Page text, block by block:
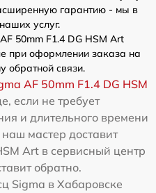
гарантию - мы в
услуг.
50mm F1.4 DG HSM Art
при оформлении заказа на
обратной связи.
AF 50mm F1.4 DG HSM
если не требует
и длительного времени
мастер доставит
Art в сервисный центр
обратно.
Sigma в Хабаровске